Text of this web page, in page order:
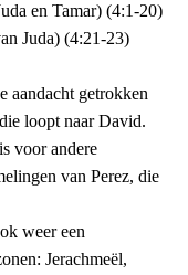
en Tamar) (4:1-20)
Juda) (4:21-23)
aandacht getrokken
loopt naar David.
voor andere
van Perez, die
weer een
Jerachmeël,